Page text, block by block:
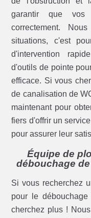
garantir que vos
correctement.
situations, c'est
d'intervention
d'outils de pointe
efficace. Si vous
de canalisation de
maintenant pour
fiers d'offrir un
pour assurer leur
Équipe de
débouchage
Si vous recherchez
pour le
cherchez plus !